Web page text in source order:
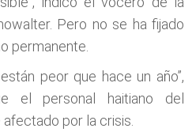
Pero no se ha fijado
permanente.
peor que hace un año”,
el personal haitiano del
por la crisis.